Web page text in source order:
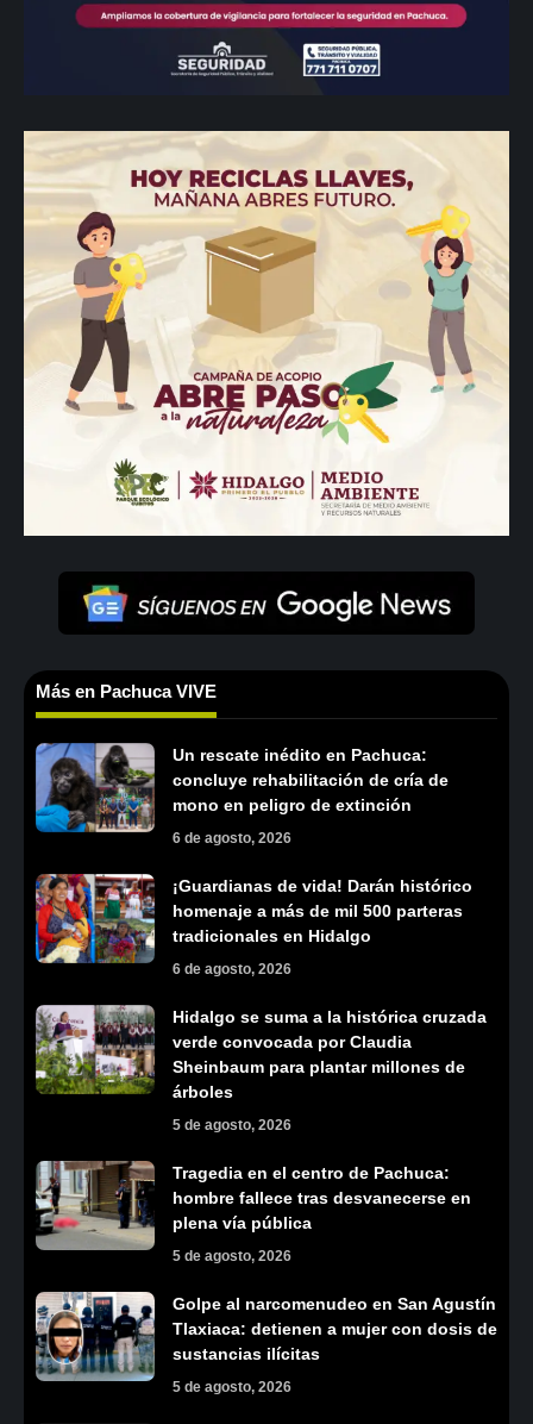
Más en Pachuca VIVE
Un rescate inédito en Pachuca:
concluye rehabilitación de cría de
mono en peligro de extinción
6 de agosto, 2026
¡Guardianas de vida! Darán histórico
homenaje a más de mil 500 parteras
tradicionales en Hidalgo
6 de agosto, 2026
Hidalgo se suma a la histórica cruzada
verde convocada por Claudia
Sheinbaum para plantar millones de
árboles
5 de agosto, 2026
Tragedia en el centro de Pachuca:
hombre fallece tras desvanecerse en
plena vía pública
5 de agosto, 2026
Golpe al narcomenudeo en San Agustín
Tlaxiaca: detienen a mujer con dosis de
sustancias ilícitas
5 de agosto, 2026